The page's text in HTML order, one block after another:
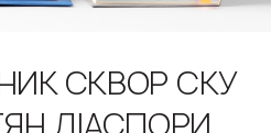
СКВОР СКУ